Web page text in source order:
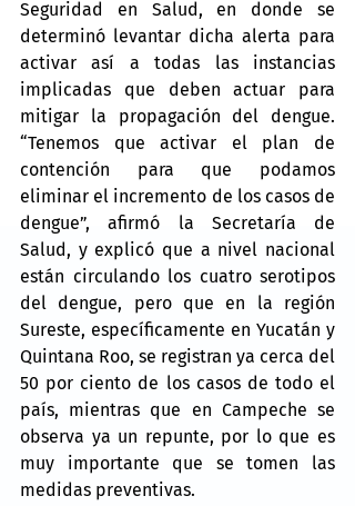
Seguridad en Salud, en donde se
determinó levantar dicha alerta para
activar así a todas las instancias
implicadas que deben actuar para
mitigar la propagación del dengue.
“Tenemos que activar el plan de
contención para que podamos
eliminar el incremento de los casos de
dengue”, afirmó la Secretaría de
Salud, y explicó que a nivel nacional
están circulando los cuatro serotipos
del dengue, pero que en la región
Sureste, específicamente en Yucatán y
Quintana Roo, se registran ya cerca del
50 por ciento de los casos de todo el
país, mientras que en Campeche se
observa ya un repunte, por lo que es
muy importante que se tomen las
medidas preventivas.